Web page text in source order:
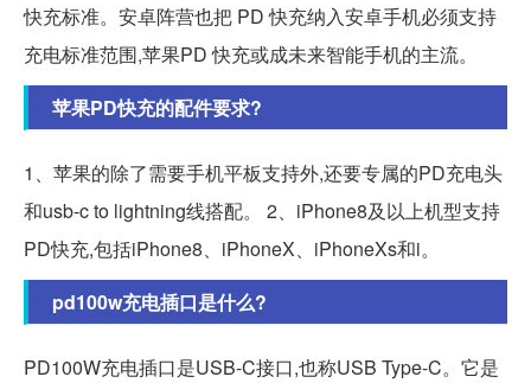
快充标准。安卓阵营也把 PD 快充纳入安卓手机必须支持
充电标准范围,苹果PD 快充或成未来智能手机的主流。
苹果PD快充的配件要求?
1、苹果的除了需要手机平板支持外,还要专属的PD充电头
和usb-c to lightning线搭配。 2、iPhone8及以上机型支持
PD快充,包括iPhone8、iPhoneX、iPhoneXs和i。
pd100w充电插口是什么?
PD100W充电插口是USB-C接口,也称USB Type-C。它是